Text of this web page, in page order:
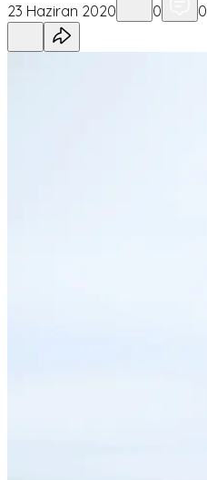
23 Haziran 2020
0 0